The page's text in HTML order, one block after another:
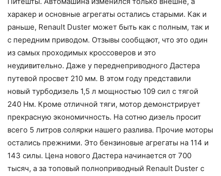
харакер и основные агрегаты остались старыми. Как и
раньше, Renault Duster может быть как с полным, так и
с передним приводом. Отзывы сообщают, что это один
из самых проходимых кроссоверов и это
неудивительно. Даже у переднеприводного Дастера
путевой просвет 210 мм. В этом году представили
новый турбодизель 1,5 л мощностью 109 сил с тягой
240 Нм. Кроме отличной тяги, мотор демонстрирует
прекрасную экономичность. На сотню дизель просит
всего 5 литров солярки нашего разлива. Прочие моторы
остались прежними. Это бензиновые агрегаты на 114 и
143 силы. Цена нового Дастера начинается от 700
тысяч, а за топовый полноприводный Renault Duster с